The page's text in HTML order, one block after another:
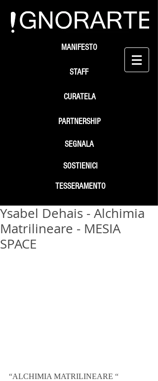
STAFF
SEGNALA
SOSTIENICI
MANIFESTO
PARTNERSHIP
TESSERAMENTO
CURATELA
Ysabel Dehais - Alchimia
Matrilineare - MESIA
SPACE
“ALCHIMIA MATRILINEARE “